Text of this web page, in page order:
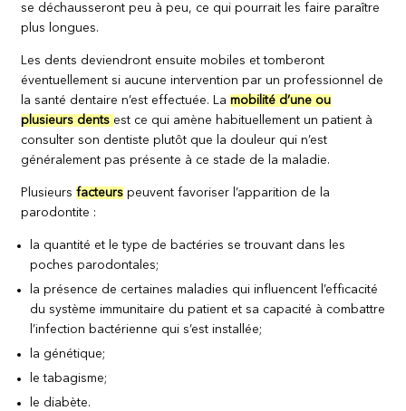
se déchausseront peu à peu, ce qui pourrait les faire paraître
plus longues.
Les dents deviendront ensuite mobiles et tomberont
éventuellement si aucune intervention par un professionnel de
la santé dentaire n’est effectuée. Lamobilité d’une ou
plusieurs dents est ce qui amène habituellement un patient à
consulter son dentiste plutôt que la douleur qui n’est
généralement pas présente à ce stade de la maladie.
Plusieursfacteurs peuvent favoriser l’apparition de la
parodontite :
la quantité et le type de bactéries se trouvant dans les
poches parodontales;
la présence de certaines maladies qui influencent l’efficacité
du système immunitaire du patient et sa capacité à combattre
l’infection bactérienne qui s’est installée;
la génétique;
le tabagisme;
le diabète.